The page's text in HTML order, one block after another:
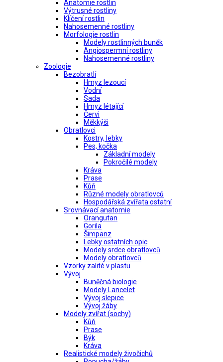
Anatomie rostlin
Výtrusné rostliny
Klíčení rostlin
Nahosemenné rostliny
Morfologie rostlin
Modely rostlinných buněk
Angiospermní rostliny
Nahosemenné rostliny
Zoologie
Bezobratlí
Hmyz lezoucí
Vodní
Sada
Hmyz létající
Červi
Měkkýši
Obratlovci
Kostry, lebky
Pes, kočka
Základní modely
Pokročilé modely
Kráva
Prase
Kůň
Různé modely obratlovců
Hospodářská zvířata ostatní
Srovnávací anatomie
Orangutan
Gorila
Šimpanz
Lebky ostatních opic
Modely srdce obratlovců
Modely obratlovců
Vzorky zalité v plastu
Vývoj
Buněčná biologie
Modely Lancelet
Vývoj slepice
Vývoj žáby
Modely zvířat (sochy)
Kůň
Prase
Býk
Kráva
Realistické modely živočichů